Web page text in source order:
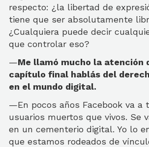
respecto: ¿la libertad de
tiene que ser absolutamente
¿Cualquiera puede decir
que controlar eso?
—Me llamó mucho la atención
capítulo final hablás del
en el mundo digital.
—En pocos años Facebook va a
usuarios muertos que vivos. Se
en un cementerio digital. Yo lo
que estamos rodeados de